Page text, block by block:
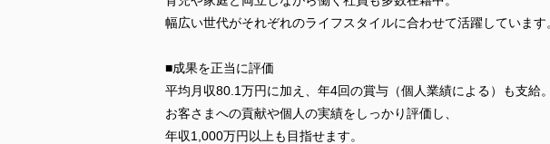
幅広い世代がそれぞれのライフスタイルに合わせて活躍しています
■成果を正当に評価
平均月収80.1万円に加え、年4回の賞与（個人業績による）も支給。
お客さまへの貢献や個人の実績をしっかり評価し、
年収1,000万円以上も目指せます。